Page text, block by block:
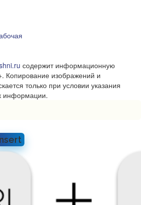
содержит информационную
Копирование изображений и
только при условии указания
информации.